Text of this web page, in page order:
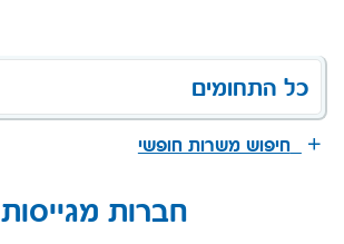
כל התחומים
חיפוש משרות חופשי
חברות מגייסות